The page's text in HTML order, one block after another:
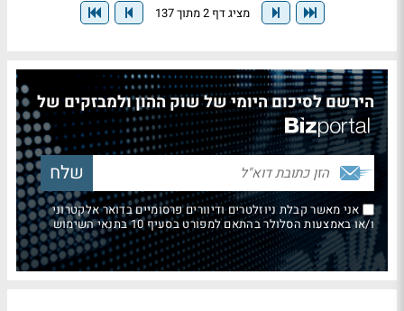
מציג דף 2 מתוך 137
הירשם לסיכום היומי של שוק ההון ולמבזקים של
אני מאשר קבלת ניוזלטרים ודיוורים פרסומיים בדואר אלקטרוני
ו/או באמצעות הסלולר בהתאם למפורט בסעיף 10 בתנאי השימוש